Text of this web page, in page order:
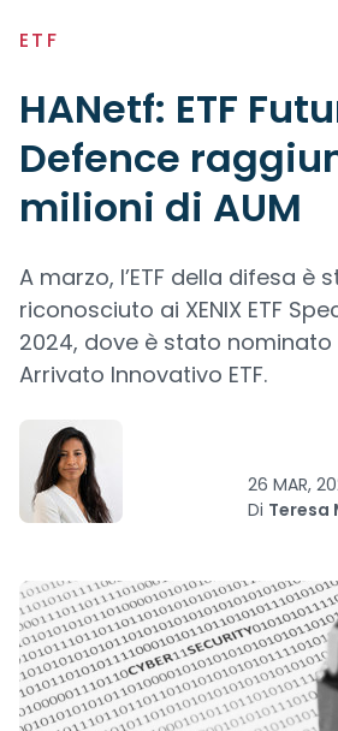
ETF
HANetf: ETF
Defence
milioni di AUM
A marzo, l’ETF della difesa è
riconosciuto ai XENIX ETF
2024, dove è stato nominato
Arrivato Innovativo ETF.
26 MAR,
Di Teresa